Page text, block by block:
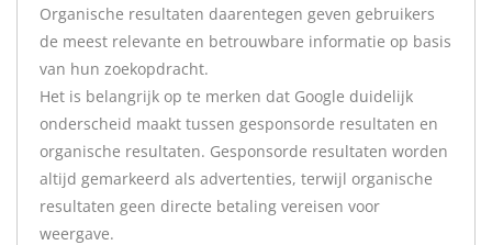
Organische resultaten daarentegen geven gebruikers
de meest relevante en betrouwbare informatie op basis
van hun zoekopdracht.
Het is belangrijk op te merken dat Google duidelijk
onderscheid maakt tussen gesponsorde resultaten en
organische resultaten. Gesponsorde resultaten worden
altijd gemarkeerd als advertenties, terwijl organische
resultaten geen directe betaling vereisen voor
weergave.